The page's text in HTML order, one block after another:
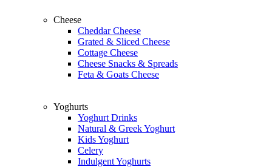
Cheese
Cheddar Cheese
Grated & Sliced Cheese
Cottage Cheese
Cheese Snacks & Spreads
Feta & Goats Cheese
Yoghurts
Yoghurt Drinks
Natural & Greek Yoghurt
Kids Yoghurt
Celery
Indulgent Yoghurts